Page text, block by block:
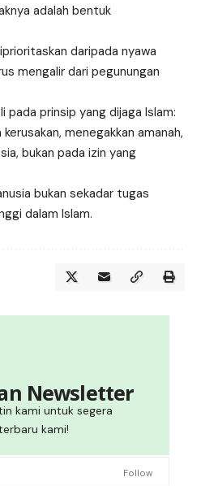
adalah bentuk
daripada nyawa
mengalir dari pegunungan
pada prinsip yang dijaga Islam:
menegakkan amanah,
bukan pada izin yang
bukan sekadar tugas
dalam Islam.
Newsletter
kami untuk segera
kami!
Follow